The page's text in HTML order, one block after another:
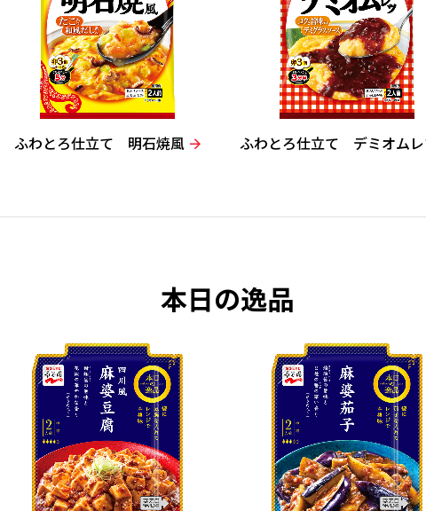
ふわとろ仕立て 明石焼風 ふわとろ仕立て デミオム
本日の逸品